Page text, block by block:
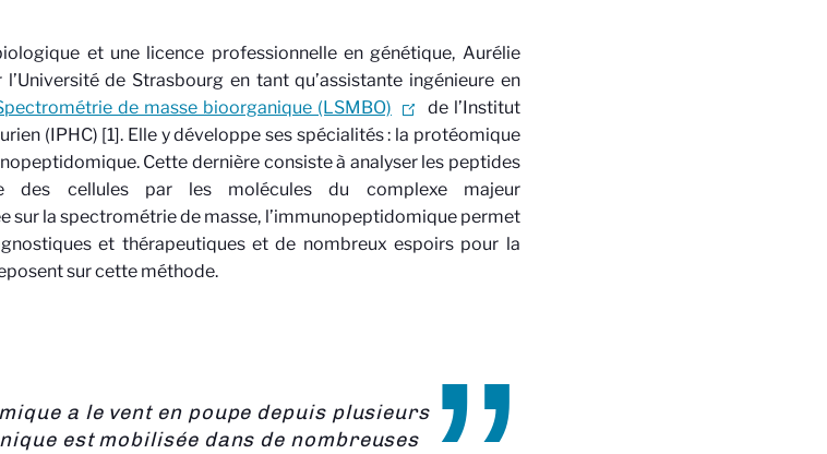
et une licence professionnelle en génétique, Aurélie
de Strasbourg en tant qu’assistante ingénieure en
de masse bioorganique (LSMBO)
de l’Institut
(IPHC) [1]. Elle y développe ses spécialités : la protéomique
Cette dernière consiste à analyser les peptides
des cellules par les molécules du complexe majeur
sur la spectrométrie de masse, l’immunopeptidomique permet
et thérapeutiques et de nombreux espoirs pour la
sur cette méthode.
a le vent en poupe depuis plusieurs
est mobilisée dans de nombreuses